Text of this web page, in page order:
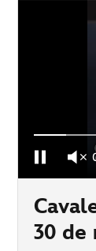
Cavaleiro
30 de